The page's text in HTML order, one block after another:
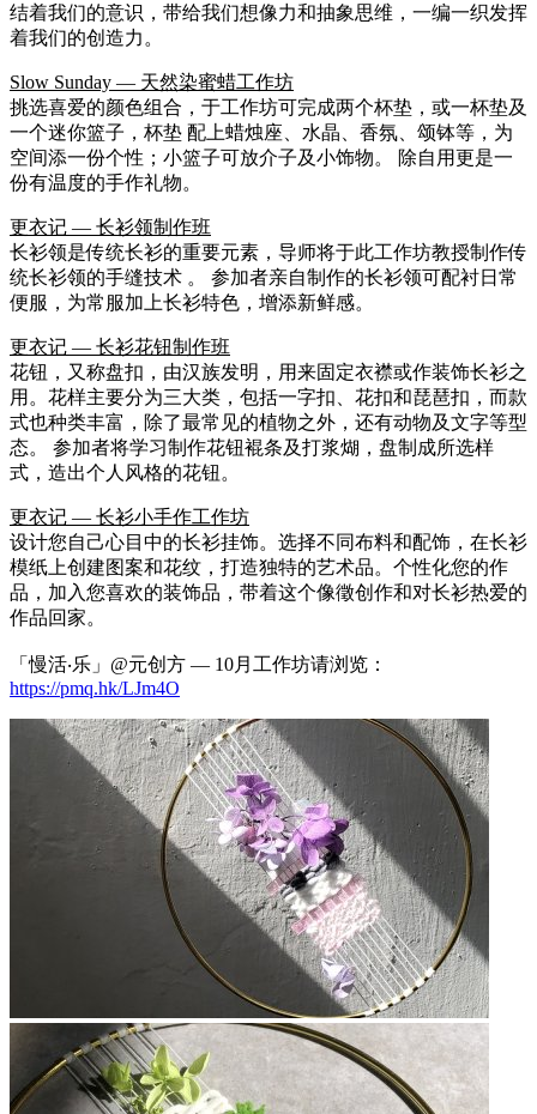
结着我们的意识，带给我们想像力和抽象思维，一编一织发挥
着我们的创造力。
Slow Sunday — 天然染蜜蜡工作坊
挑选喜爱的颜色组合，于工作坊可完成两个杯垫，或一杯垫及
一个迷你篮子，杯垫 配上蜡烛座、水晶、香氛、颂钵等，为
空间添一份个性；小篮子可放介子及小饰物。 除自用更是一
份有温度的手作礼物。
更衣记 — 长衫领制作班
长衫领是传统长衫的重要元素，导师将于此工作坊教授制作传
统长衫领的手缝技术 。 参加者亲自制作的长衫领可配衬日常
便服，为常服加上长衫特色，增添新鲜感。
更衣记 — 长衫花钮制作班
花钮，又称盘扣，由汉族发明，用来固定衣襟或作装饰长衫之
用。花样主要分为三大类，包括一字扣、花扣和琵琶扣，而款
式也种类丰富，除了最常见的植物之外，还有动物及文字等型
态。 参加者将学习制作花钮裩条及打浆煳，盘制成所选样
式，造出个人风格的花钮。
更衣记 — 长衫小手作工作坊
设计您自己心目中的长衫挂饰。选择不同布料和配饰，在长衫
模纸上创建图案和花纹，打造独特的艺术品。个性化您的作
品，加入您喜欢的装饰品，带着这个像徵创作和对长衫热爱的
作品回家。
「慢活‧乐」@元创方 — 10月工作坊请浏览：
https://pmq.hk/LJm4O